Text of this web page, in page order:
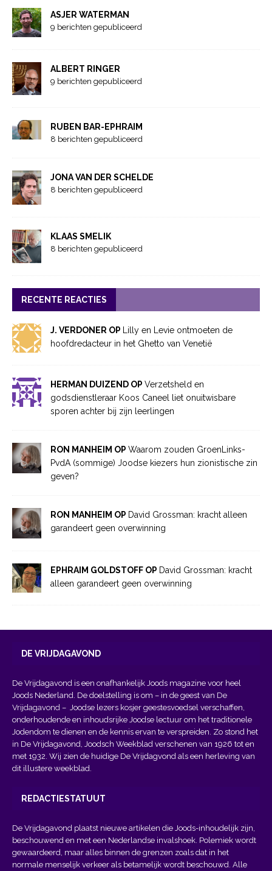
ASJER WATERMAN
9 berichten gepubliceerd
ALBERT RINGER
9 berichten gepubliceerd
RUBEN BAR-EPHRAIM
8 berichten gepubliceerd
JONA VAN DER SCHELDE
8 berichten gepubliceerd
KLAAS SMELIK
8 berichten gepubliceerd
RECENTE REACTIES
J. VERDONER OP
Lilly en Levie ontmoeten de
hoofdredacteur in het Ghetto van Venetië
HERMAN DUIZEND OP Verzetsheld en
godsdienstleraar Koos Caneel liet onuitwisbare
sporen achter bij zijn leerlingen
RON MANHEIM OP Waarom zouden GroenLinks-
PvdA (sommige) Joodse kiezers hun zionistische zin
geven?
RON MANHEIM OP David Grossman: kracht alleen
garandeert geen overwinning
EPHRAIM GOLDSTOFF OP David Grossman: kracht
alleen garandeert geen overwinning
DE VRIJDAGAVOND
De Vrijdagavond is een onafhankelijk Joods magazine voor heel
Joods Nederland. De doelstelling is om – in de geest van De
Vrijdagavond – Joodse lezers kosjer geestesvoedsel verschaffen,
onderhoudende en inhoudsrijke Joodse lectuur om het traditionele
Jodendom te dienen en de kennis ervan te verspreiden. Zo stond het
in De Vrijdagavond, Joodsch Weekblad verschenen van 1926 tot en
met 1932. Wij zien de huidige De Vrijdagvond als een herleving van
dit illustere weekblad.
REDACTIESTATUUT
De Vrijdagavond plaatst nieuwe artikelen die Joods-inhoudelijk zijn,
beschouwend en met een Nederlandse invalshoek. Polemiek wordt
gewaardeerd, maar alles binnen de grenzen zoals dat in het
normale menselijk verkeer als betamelijk wordt beschouwd. Alle